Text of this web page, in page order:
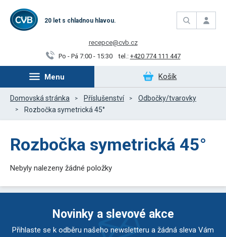
20 let s chladnou hlavou.
recepce@cvb.cz
Po - Pá 7:00 - 15:30
tel.: +420 774 111 447
Menu Košík
Domovská stránka Příslušenství
Odbočky/tvarovky
Rozbočka symetrická 45°
Rozbočka symetrická 45°
Nebyly nalezeny žádné položky
Novinky a slevové akce
Přihlaste se k odběru našeho newsletteru a žádná sleva Vám